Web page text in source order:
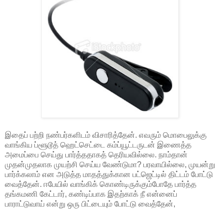
இதைப் பற்றி நண்பர்களிடம் விசாரித்தேன். எவரும் மொபைலுக்கு
வாங்கிய ப்ளூடூத் ஹெட்செட்டை கம்ப்யூட்டருடன் இணைத்த
அமைப்பை செய்து பார்த்ததாகத் தெரியவில்லை. நாம்தான்
முதன்முதலாக முயற்சி செய்ய வேண்டுமா? பரவாயில்லை, முயன்று
பார்க்கலாம் என அடுத்த மாதத்துக்கான பட்ஜெட்டில் திட்டம் போட்டு
வைத்தேன். ஈபேயில் வாங்கிக் கொண்டிருக்கும்போதே பார்த்த
தங்கமணி கேட்டார், கண்டிப்பாக இதற்காக் நீ என்னைப்
பாராட்டுவாய் என்று ஒரு பிட்டையும் போட்டு வைத்தேன்,